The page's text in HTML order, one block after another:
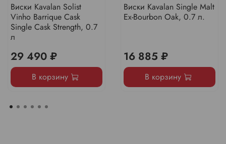
Виски Kavalan Solist
Vinho Barrique Cask
Single Cask Strength, 0.7
л
29 490 ₽
В корзину
Виски Kavalan Single Malt
Ex-Bourbon Oak, 0.7 л.
16 885 ₽
В корзину